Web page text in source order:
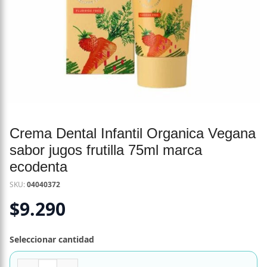
Crema Dental Infantil Organica Vegana
sabor jugos frutilla 75ml marca
ecodenta
SKU:04040372
$9.290
Seleccionar cantidad